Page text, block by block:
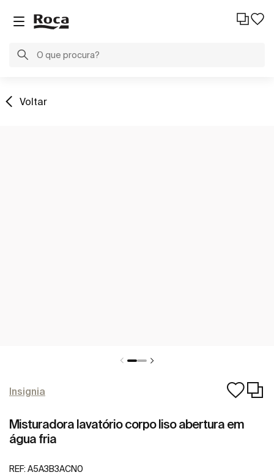
Voltar
Insignia
Misturadora lavatório corpo liso abertura em
água fria
REF: A5A3B3ACN0